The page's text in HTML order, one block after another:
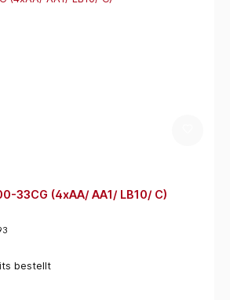
33CG (4xAA/ AA1/ LB10/ C)
bestellt